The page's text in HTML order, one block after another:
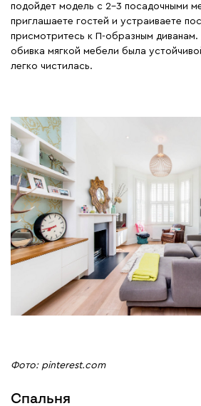
подойдет модель с 2-3 посадочными
приглашаете гостей и устраиваете
присмотритесь к П-образным
обивка мягкой мебели была
легко чистилась.
Фото: pinterest.com
Спальня